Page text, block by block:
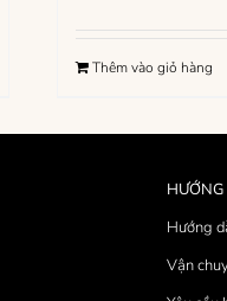
Thêm vào giỏ hàng
Hướng
Vận